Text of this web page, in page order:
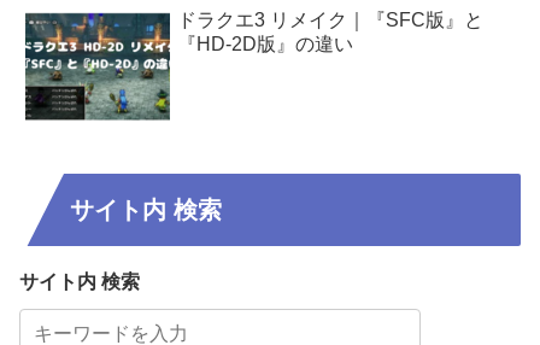
ドラクエ3 リメイク｜『SFC版』と
『HD-2D版』の違い
サイト内 検索
サイト内 検索